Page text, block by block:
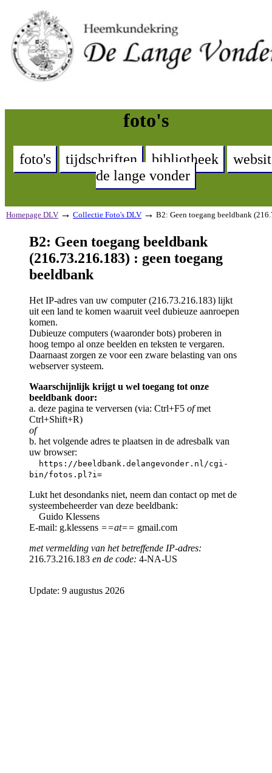
foto's
foto's tijdschriften bibliotheek
de lange vonder
Homepage DLV → Collectie Foto's DLV → B2: Geen toegang beeldbank
B2: Geen toegang beeldbank
(216.73.216.183) : geen toegang
beeldbank
Het IP-adres van uw computer (216.73.216.183) lijkt
uit een land te komen waaruit veel dubieuze aanroepen
komen.
Dubieuze computers (waaronder bots) proberen in
hoog tempo al onze beelden en teksten te vergaren.
Daarnaast zorgen ze voor een zware belasting van ons
webserver systeem.
Waarschijnlijk krijgt u wel toegang tot onze
beeldbank door:
a. deze pagina te verversen (via: Ctrl+F5 ofmet
Ctrl+Shift+R)
of
b. het volgende adres te plaatsen in de adresbalk van
uw browser:
https://beeldbank.delangevonder.nl/cgi-
bin/fotos.pl?i=
Lukt het desondanks niet, neem dan contact op met de
systeembeheerder van deze beeldbank:
Guido Klessens
E-mail: g.klessens ==at== gmail.com
met vermelding van het betreffende IP-adres:
216.73.216.183 en de code: 4-NA-US
Update: 9 augustus 2026